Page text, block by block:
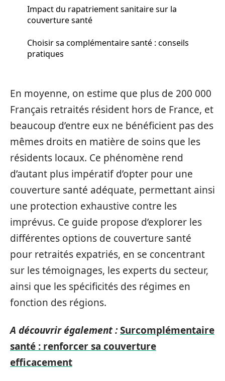
Impact du rapatriement sanitaire sur la
couverture santé
Choisir sa complémentaire santé : conseils
pratiques
En moyenne, on estime que plus de 200 000
Français retraités résident hors de France, et
beaucoup d’entre eux ne bénéficient pas des
mêmes droits en matière de soins que les
résidents locaux. Ce phénomène rend
d’autant plus impératif d’opter pour une
couverture santé adéquate, permettant ainsi
une protection exhaustive contre les
imprévus. Ce guide propose d’explorer les
différentes options de couverture santé
pour retraités expatriés, en se concentrant
sur les témoignages, les experts du secteur,
ainsi que les spécificités des régimes en
fonction des régions.
A découvrir également :Surcomplémentaire
santé : renforcer sa couverture
efficacement